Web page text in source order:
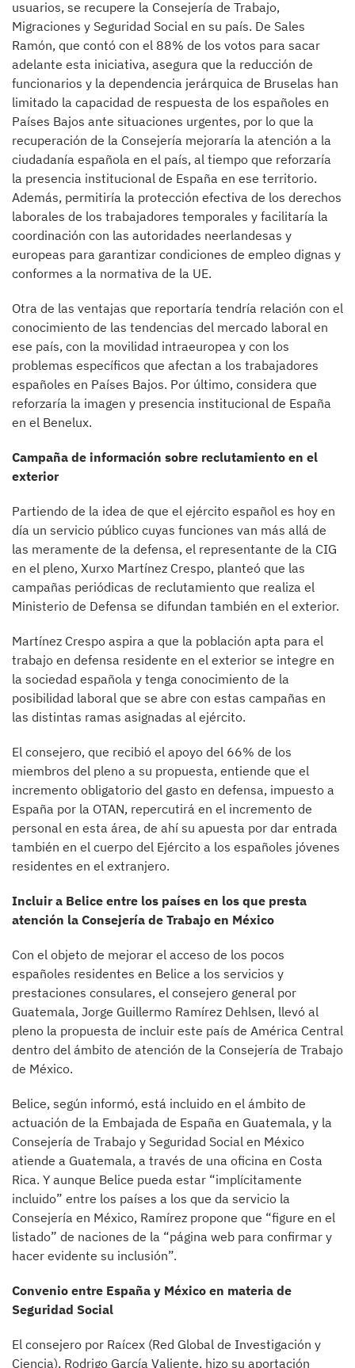
usuarios, se recupere la Consejería de Trabajo,
Migraciones y Seguridad Social en su país. De Sales
Ramón, que contó con el 88% de los votos para sacar
adelante esta iniciativa, asegura que la reducción de
funcionarios y la dependencia jerárquica de Bruselas han
limitado la capacidad de respuesta de los españoles en
Países Bajos ante situaciones urgentes, por lo que la
recuperación de la Consejería mejoraría la atención a la
ciudadanía española en el país, al tiempo que reforzaría
la presencia institucional de España en ese territorio.
Además, permitiría la protección efectiva de los derechos
laborales de los trabajadores temporales y facilitaría la
coordinación con las autoridades neerlandesas y
europeas para garantizar condiciones de empleo dignas y
conformes a la normativa de la UE.
Otra de las ventajas que reportaría tendría relación con el
conocimiento de las tendencias del mercado laboral en
ese país, con la movilidad intraeuropea y con los
problemas específicos que afectan a los trabajadores
españoles en Países Bajos. Por último, considera que
reforzaría la imagen y presencia institucional de España
en el Benelux.
Campaña de información sobre reclutamiento en el
exterior
Partiendo de la idea de que el ejército español es hoy en
día un servicio público cuyas funciones van más allá de
las meramente de la defensa, el representante de la CIG
en el pleno, Xurxo Martínez Crespo, planteó que las
campañas periódicas de reclutamiento que realiza el
Ministerio de Defensa se difundan también en el exterior.
Martínez Crespo aspira a que la población apta para el
trabajo en defensa residente en el exterior se integre en
la sociedad española y tenga conocimiento de la
posibilidad laboral que se abre con estas campañas en
las distintas ramas asignadas al ejército.
El consejero, que recibió el apoyo del 66% de los
miembros del pleno a su propuesta, entiende que el
incremento obligatorio del gasto en defensa, impuesto a
España por la OTAN, repercutirá en el incremento de
personal en esta área, de ahí su apuesta por dar entrada
también en el cuerpo del Ejército a los españoles jóvenes
residentes en el extranjero.
Incluir a Belice entre los países en los que presta
atención la Consejería de Trabajo en México
Con el objeto de mejorar el acceso de los pocos
españoles residentes en Belice a los servicios y
prestaciones consulares, el consejero general por
Guatemala, Jorge Guillermo Ramírez Dehlsen, llevó al
pleno la propuesta de incluir este país de América Central
dentro del ámbito de atención de la Consejería de Trabajo
de México.
Belice, según informó, está incluido en el ámbito de
actuación de la Embajada de España en Guatemala, y la
Consejería de Trabajo y Seguridad Social en México
atiende a Guatemala, a través de una oficina en Costa
Rica. Y aunque Belice pueda estar “implícitamente
incluido” entre los países a los que da servicio la
Consejería en México, Ramírez propone que “figure en el
listado” de naciones de la “página web para confirmar y
hacer evidente su inclusión”.
Convenio entre España y México en materia de
Seguridad Social
El consejero por Raícex (Red Global de Investigación y
Ciencia), Rodrigo García Valiente, hizo su aportación